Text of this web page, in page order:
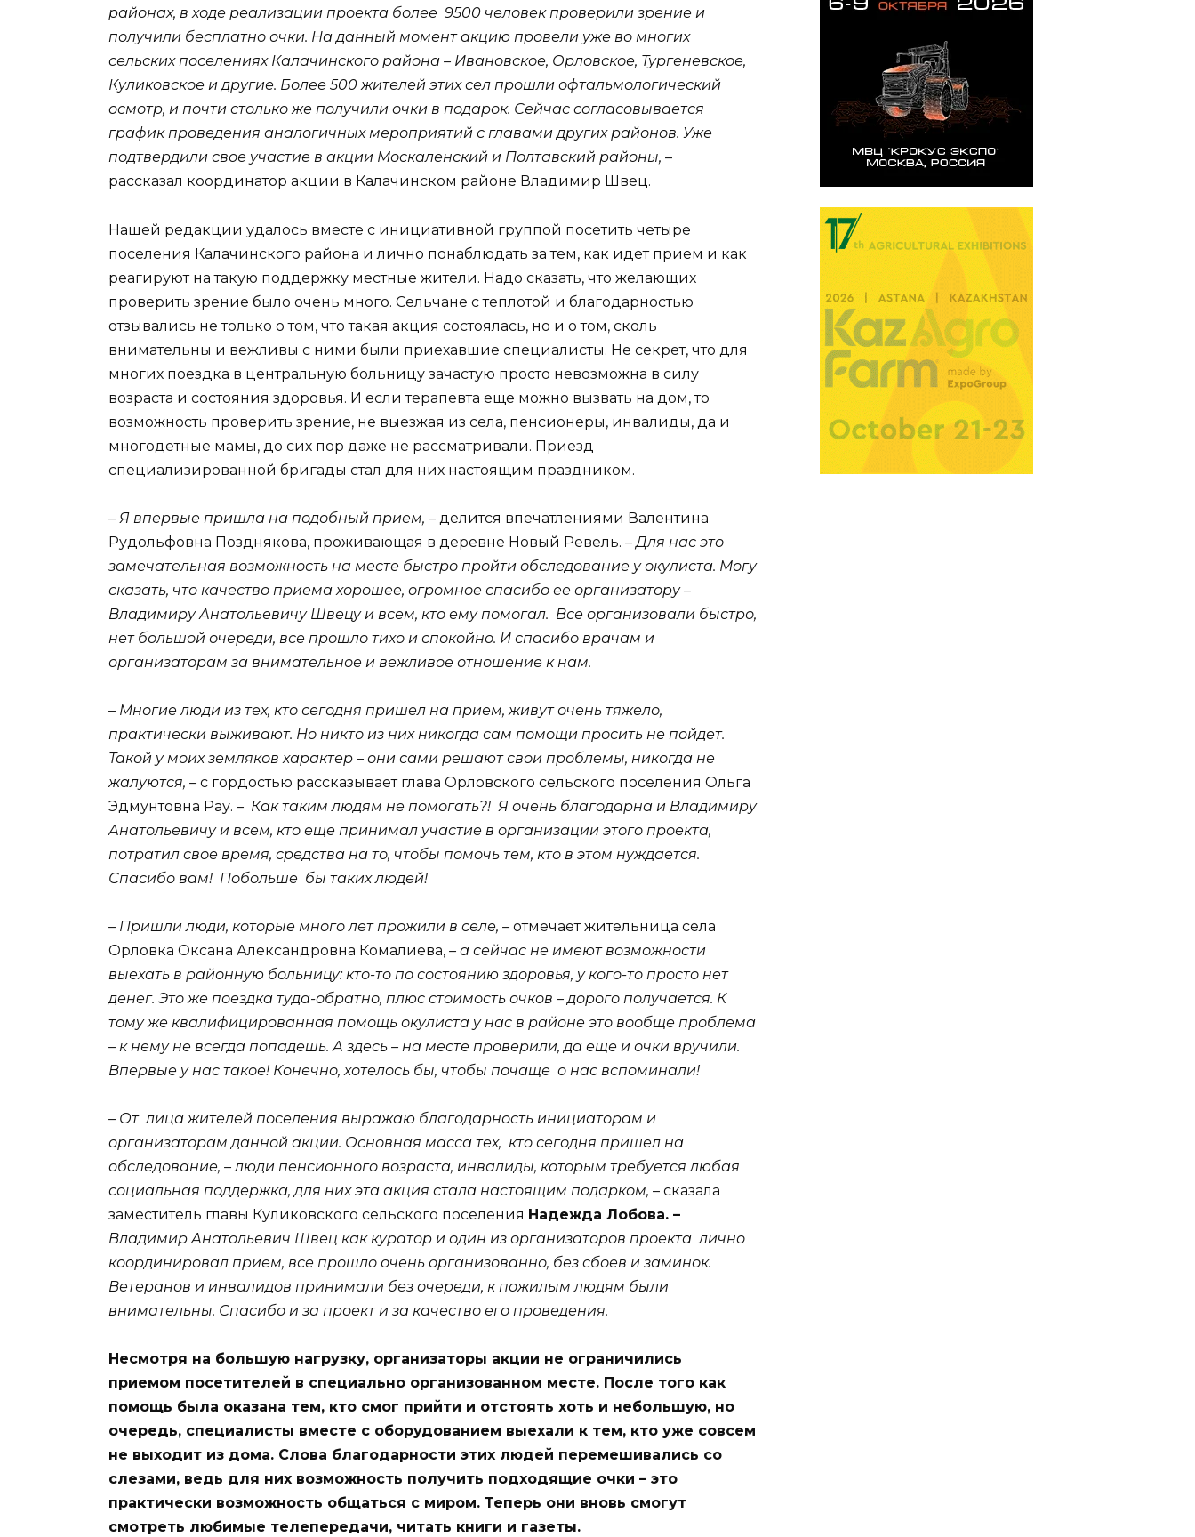
районах, в ходе реализации проекта более 9500 человек проверили зрение и
получили бесплатно очки. На данный момент акцию провели уже во многих
сельских поселениях Калачинского района – Ивановское, Орловское, Тургеневское,
Куликовское и другие. Более 500 жителей этих сел прошли офтальмологический
осмотр, и почти столько же получили очки в подарок. Сейчас согласовывается
график проведения аналогичных мероприятий с главами других районов. Уже
подтвердили свое участие в акции Москаленский и Полтавский районы, –
рассказал координатор акции в Калачинском районе Владимир Швец.
Нашей редакции удалось вместе с инициативной группой посетить четыре
поселения Калачинского района и лично понаблюдать за тем, как идет прием и как
реагируют на такую поддержку местные жители. Надо сказать, что желающих
проверить зрение было очень много. Сельчане с теплотой и благодарностью
отзывались не только о том, что такая акция состоялась, но и о том, сколь
внимательны и вежливы с ними были приехавшие специалисты. Не секрет, что для
многих поездка в центральную больницу зачастую просто невозможна в силу
возраста и состояния здоровья. И если терапевта еще можно вызвать на дом, то
возможность проверить зрение, не выезжая из села, пенсионеры, инвалиды, да и
многодетные мамы, до сих пор даже не рассматривали. Приезд
специализированной бригады стал для них настоящим праздником.
– Я впервые пришла на подобный прием, – делится впечатлениями Валентина
Рудольфовна Позднякова, проживающая в деревне Новый Ревель. – Для нас это
замечательная возможность на месте быстро пройти обследование у окулиста. Могу
сказать, что качество приема хорошее, огромное спасибо ее организатору –
Владимиру Анатольевичу Швецу и всем, кто ему помогал. Все организовали быстро,
нет большой очереди, все прошло тихо и спокойно. И спасибо врачам и
организаторам за внимательное и вежливое отношение к нам.
– Многие люди из тех, кто сегодня пришел на прием, живут очень тяжело,
практически выживают. Но никто из них никогда сам помощи просить не пойдет.
Такой у моих земляков характер – они сами решают свои проблемы, никогда не
жалуются, – с гордостью рассказывает глава Орловского сельского поселения Ольга
Эдмунтовна Рау. – Как таким людям не помогать?! Я очень благодарна и Владимиру
Анатольевичу и всем, кто еще принимал участие в организации этого проекта,
потратил свое время, средства на то, чтобы помочь тем, кто в этом нуждается.
Спасибо вам! Побольше бы таких людей!
– Пришли люди, которые много лет прожили в селе, – отмечает жительница села
Орловка Оксана Александровна Комалиева, – а сейчас не имеют возможности
выехать в районную больницу: кто-то по состоянию здоровья, у кого-то просто нет
денег. Это же поездка туда-обратно, плюс стоимость очков – дорого получается. К
тому же квалифицированная помощь окулиста у нас в районе это вообще проблема
– к нему не всегда попадешь. А здесь – на месте проверили, да еще и очки вручили.
Впервые у нас такое! Конечно, хотелось бы, чтобы почаще о нас вспоминали!
– От лица жителей поселения выражаю благодарность инициаторам и
организаторам данной акции. Основная масса тех, кто сегодня пришел на
обследование, – люди пенсионного возраста, инвалиды, которым требуется любая
социальная поддержка, для них эта акция стала настоящим подарком, – сказала
заместитель главы Куликовского сельского поселения Надежда Лобова. –
Владимир Анатольевич Швец как куратор и один из организаторов проекта лично
координировал прием, все прошло очень организованно, без сбоев и заминок.
Ветеранов и инвалидов принимали без очереди, к пожилым людям были
внимательны. Спасибо и за проект и за качество его проведения.
Несмотря на большую нагрузку, организаторы акции не ограничились
приемом посетителей в специально организованном месте. После того как
помощь была оказана тем, кто смог прийти и отстоять хоть и небольшую, но
очередь, специалисты вместе с оборудованием выехали к тем, кто уже совсем
не выходит из дома. Слова благодарности этих людей перемешивались со
слезами, ведь для них возможность получить подходящие очки – это
практически возможность общаться с миром. Теперь они вновь смогут
смотреть любимые телепередачи, читать книги и газеты.